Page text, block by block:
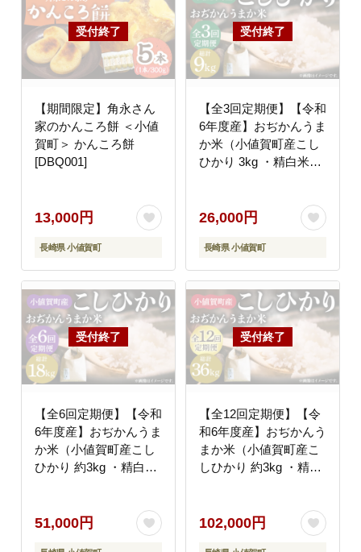
【期間限定】角永さん
家のかんころ餅 ＜小値
賀町＞ かんころ餅
[DBQ001]
13,000円
長崎県 小値賀町
【全3回定期便】【令和
6年度産】おぢかんうま
か米（小値賀町産こし
ひかり 3kg ・精白米）
[DAB011]
26,000円
長崎県 小値賀町
【全6回定期便】【令和
6年度産】おぢかんうま
か米（小値賀町産こし
ひかり 約3kg ・精白
温 [DAB012]
51,000円
【全12回定期便】【令
和6年度産】おぢかんう
まか米（小値賀町産こ
しひかり 約3kg ・精白
白米 ご飯 精米 お弁当
102,000円